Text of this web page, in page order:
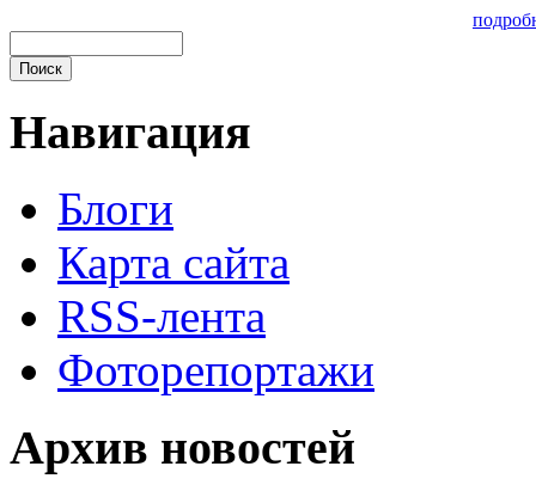
Навигация
Блоги
Карта сайта
RSS-лента
Фоторепортажи
Архив новостей